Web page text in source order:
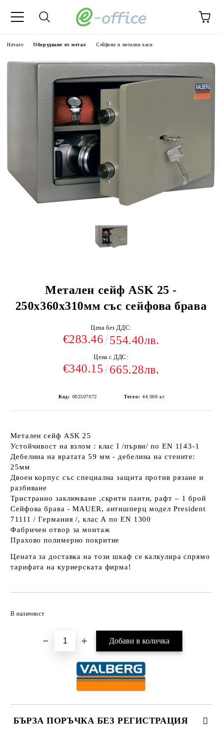
Начало Оборудване от метал Сейфове и метални каси
Метален сейф ASK 25 -
250x360x310мм със сейфова брава
Цена без ДДС:
€283.46 554.40лв.
Цена с ДДС:
€340.15 665.28лв.
Код: 002507072 Тегло: 44.000 кг
Метален сейф ASK 25
Устойчивост на взлом : клас I /първи/ по EN 1143-1
Дебелина на вратата 59 мм - дебелина на стените:
25мм
Двоен корпус със специална защита против рязане и
разбиване
Тристранно заключване ,скрити панти, рафт – 1 брой
Сейфова брава - MAUER, антишперц модел President
71111 / Германия /, клас А по EN 1300
Фабричен отвор за монтаж
Прахово полимерно покритие
Цената за доставка на този шкаф се калкулира спрямо
тарифата на куриерската фирма!
В наличност
БЪРЗА ПОРЪЧКА БЕЗ РЕГИСТРАЦИЯ